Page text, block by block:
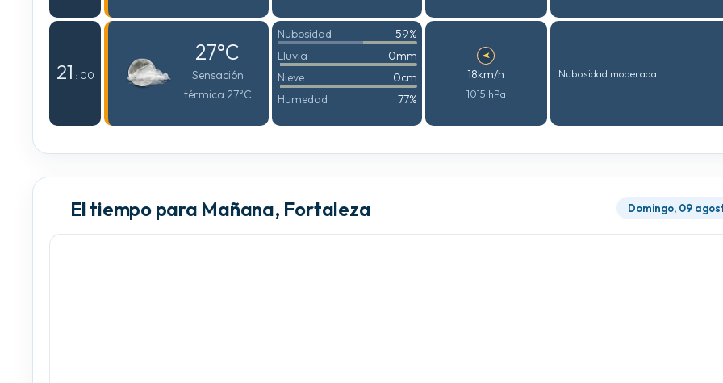
21 : 00
27°C
Sensación
térmica 27°C
Nubosidad
59%
Lluvia
0mm
Nieve
0cm
Humedad
77%
18km/h
1015 hPa
Nubosidad moderada
El tiempo para Mañana, Fortaleza Domingo, 09